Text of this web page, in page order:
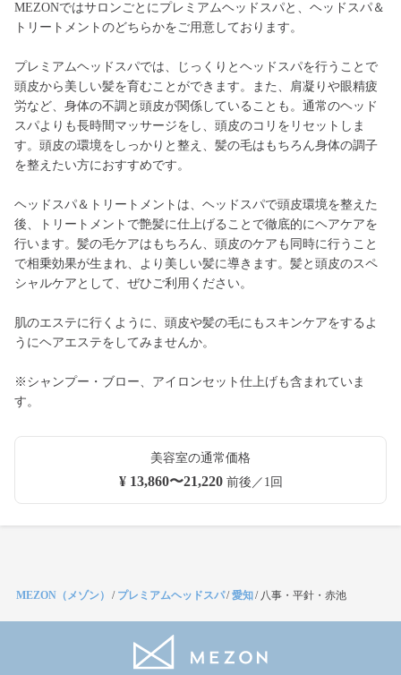
MEZONではサロンごとにプレミアムヘッドスパと、ヘッドスパ＆
トリートメントのどちらかをご用意しております。
プレミアムヘッドスパでは、じっくりとヘッドスパを行うことで
頭皮から美しい髪を育むことができます。また、肩凝りや眼精疲
労など、身体の不調と頭皮が関係していることも。通常のヘッド
スパよりも長時間マッサージをし、頭皮のコリをリセットしま
す。頭皮の環境をしっかりと整え、髪の毛はもちろん身体の調子
を整えたい方におすすめです。
ヘッドスパ＆トリートメントは、ヘッドスパで頭皮環境を整えた
後、トリートメントで艶髪に仕上げることで徹底的にヘアケアを
行います。髪の毛ケアはもちろん、頭皮のケアも同時に行うこと
で相乗効果が生まれ、より美しい髪に導きます。髪と頭皮のスペ
シャルケアとして、ぜひご利用ください。
肌のエステに行くように、頭皮や髪の毛にもスキンケアをするよ
うにヘアエステをしてみませんか。
※シャンプー・ブロー、アイロンセット仕上げも含まれていま
す。
美容室の通常価格
¥ 13,860〜21,220前後／1回
MEZON（メゾン） / プレミアムヘッドスパ/愛知/ 八事・平針・赤池